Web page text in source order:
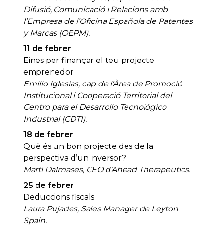
Difusió, Comunicació i Relacions amb
l’Empresa de l’Oficina Española de Patentes
y Marcas (OEPM).
11 de febrer
Eines per finançar el teu projecte
emprenedor
Emilio Iglesias, cap de l’Àrea de Promoció
Institucional i Cooperació Territorial del
Centro para el Desarrollo Tecnológico
Industrial (CDTI).
18 de febrer
Què és un bon projecte des de la
perspectiva d’un inversor?
Martí Dalmases, CEO d’Ahead Therapeutics.
25 de febrer
Deduccions fiscals
Laura Pujades, Sales Manager de Leyton
Spain.